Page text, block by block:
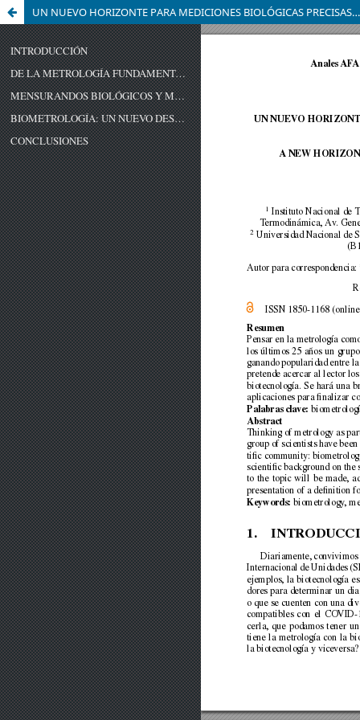
UN NUEVO HORIZONTE PARA MEDICIONES BIOLÓGICAS PRECISAS Y DE ALTA EXACTITUD